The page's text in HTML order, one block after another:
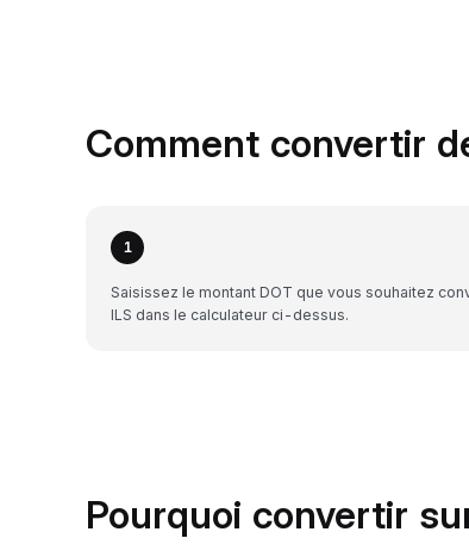
Comment convertir
1
Saisissez le montant DOT que vous souhaitez
ILS dans le calculateur ci-dessus.
Pourquoi convertir